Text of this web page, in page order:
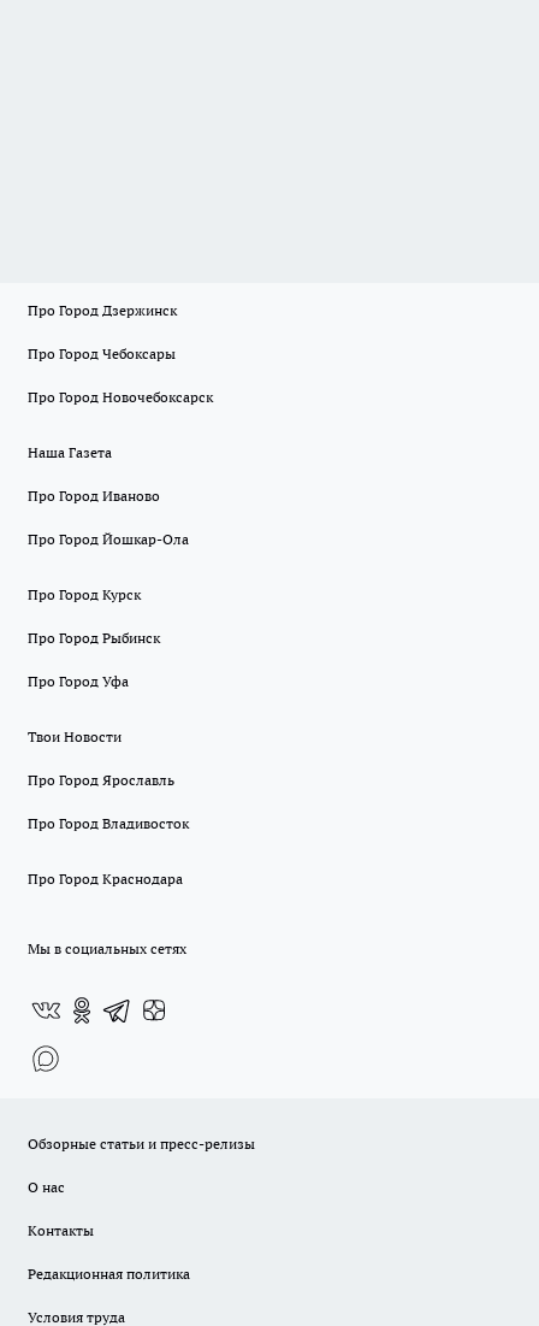
Про Город Дзержинск
Про Город Чебоксары
Про Город Новочебоксарск
Наша Газета
Про Город Иваново
Про Город Йошкар-Ола
Про Город Курск
Про Город Рыбинск
Про Город Уфа
Твои Новости
Про Город Ярославль
Про Город Владивосток
Про Город Краснодара
Мы в социальных сетях
Обзорные статьи и пресс-релизы
О нас
Контакты
Редакционная политика
Условия труда